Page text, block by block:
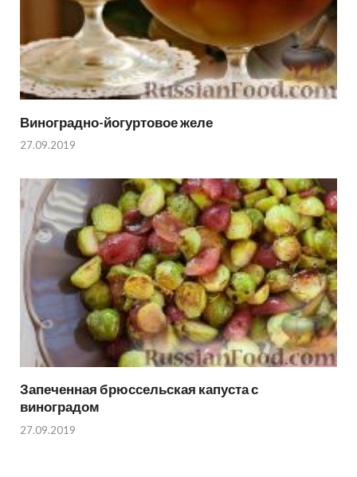
Виноградно-йогуртовое желе
27.09.2019
Запеченная брюссельская капуста с
виноградом
27.09.2019